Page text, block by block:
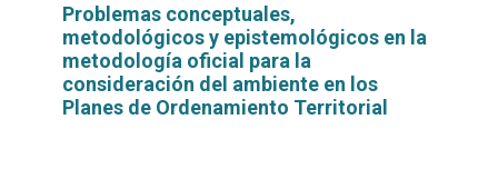
Problemas conceptuales,
metodológicos y epistemológicos en la
metodología oficial para la
consideración del ambiente en los
Planes de Ordenamiento Territorial